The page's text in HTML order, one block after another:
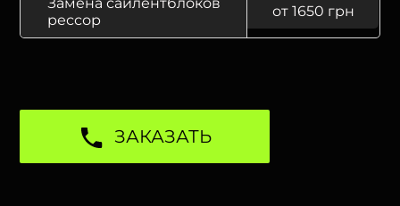
рессор
от 1650 грн
ЗАКАЗАТЬ